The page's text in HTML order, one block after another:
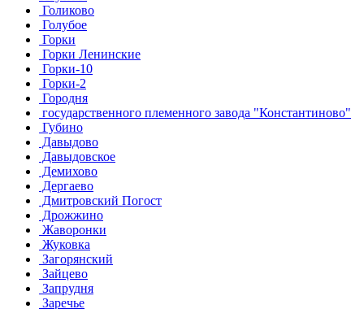
Голиково
Голубое
Горки
Горки Ленинские
Горки-10
Горки-2
Городня
государственного племенного завода "Константиново"
Губино
Давыдово
Давыдовское
Демихово
Дергаево
Дмитровский Погост
Дрожжино
Жаворонки
Жуковка
Загорянский
Зайцево
Запрудня
Заречье